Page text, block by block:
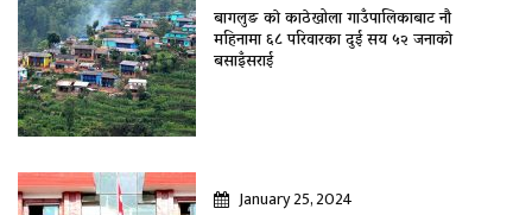
बागलुङ काे काठेखोला गाउँपालिकाबाट नौ
महिनामा ६८ परिवारका दुई सय ५२ जनाकाे
बसाइँसराई
January 25, 2024